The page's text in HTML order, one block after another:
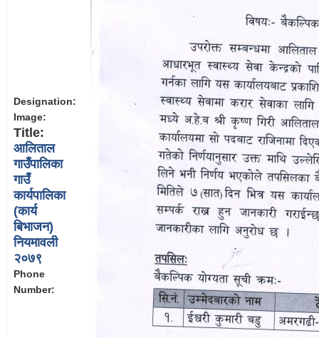
Designation:
Image:
Title:
आलिताल
गाउँपालिका
गाउँ
कार्यपालिका
(कार्य
बिभाजन)
नियमावली
२०७९
Phone
Number: